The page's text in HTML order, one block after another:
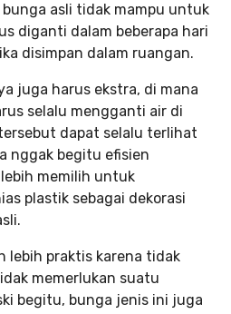
asli tidak mampu untuk
diganti dalam beberapa hari
disimpan dalam ruangan.
juga harus ekstra, di mana
selalu mengganti air di
dapat selalu terlihat
nggak begitu efisien
memilih untuk
plastik sebagai dekorasi
lebih praktis karena tidak
memerlukan suatu
begitu, bunga jenis ini juga